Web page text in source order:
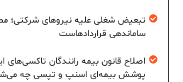
تبعیض شغلی علیه نیروهای شرکتی؛
ساماندهی قراردادهاست
اصلاح قانون بیمه رانندگان
پوشش بیمه‌ای اسنپ و تپسی چه